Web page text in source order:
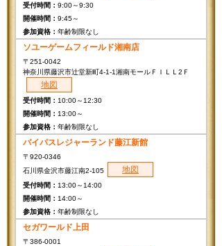
9:00～9:30
9:45～
年齢制限なし
ソユーゲームフィールド湘南店
〒251-0042
神奈川県藤沢市辻堂新町4-1-1湘南モールＦＩＬＬ2Ｆ
地図
10:00～12:30
13:00～
年齢制限なし
バイパスレジャーランド藤江新館
〒920-0346
石川県金沢市藤江南2-105
地図
13:00～14:00
14:00～
年齢制限なし
セガワールド上田
〒386-0001